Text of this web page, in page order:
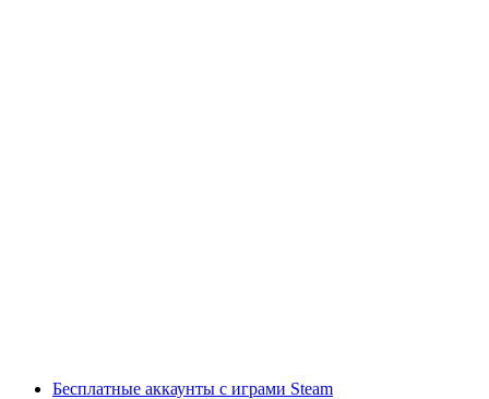
Бесплатные аккаунты с играми Steam